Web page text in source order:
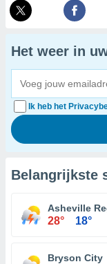
Het weer in
Ik heb het
Belangrijkste
Asheville
28° 18°
Bryson City